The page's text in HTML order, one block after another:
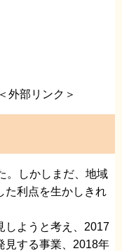
＜外部リンク＞
。しかしまだ、地域
た利点を生かしきれ
ようと考え、2017
見する事業、2018年